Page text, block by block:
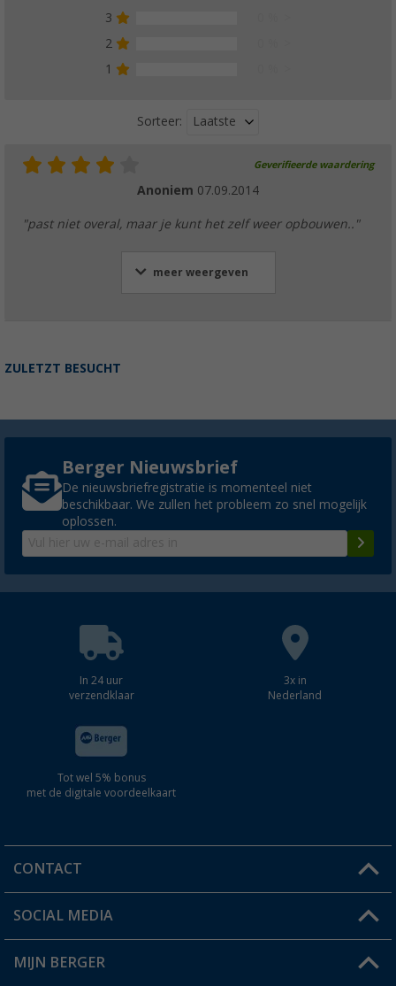
3
2
1
Sorteer: Laatste
Geverifieerde waardering
Anoniem 07.09.2014
"past niet overal, maar je kunt het zelf weer opbouwen.."
meer weergeven
ZULETZT BESUCHT
Berger Nieuwsbrief
De nieuwsbriefregistratie is momenteel niet
beschikbaar. We zullen het probleem zo snel mogelijk
oplossen.
In 24 uur
verzendklaar
3x in
Nederland
Tot wel 5% bonus
met de digitale voordeelkaart
CONTACT
Een vraag?
Winkel vinden
SOCIAL MEDIA
MIJN BERGER